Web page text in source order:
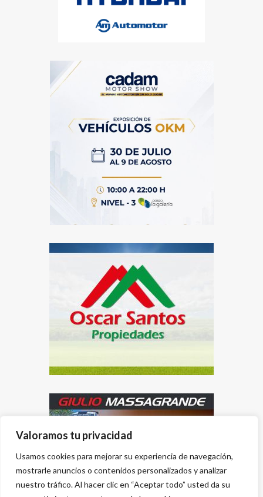
Valoramos tu privacidad
Usamos cookies para mejorar su experiencia de navegación,
mostrarle anuncios o contenidos personalizados y analizar
nuestro tráfico. Al hacer clic en “Aceptar todo” usted da su